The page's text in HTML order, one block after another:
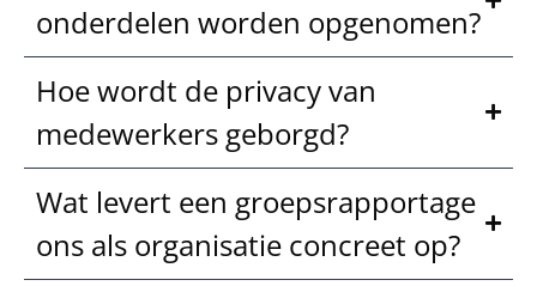
onderdelen worden opgenomen?
Hoe wordt de privacy van
medewerkers geborgd?
Wat levert een groepsrapportage
ons als organisatie concreet op?